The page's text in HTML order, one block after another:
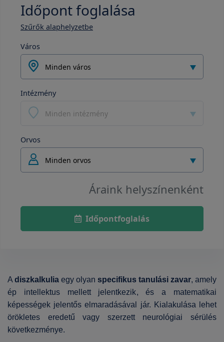
Időpont foglalása
Szűrők alaphelyzetbe
Város
Minden város
Intézmény
Minden intézmény
Orvos
Minden orvos
Áraink helyszínenként
Időpontfoglalás
A diszkalkulia egy olyan specifikus tanulási zavar, amely
ép intellektus mellett jelentkezik, és a matematikai
képességek jelentős elmaradásával jár. Kialakulása lehet
örökletes eredetű vagy szerzett neurológiai sérülés
következménye.